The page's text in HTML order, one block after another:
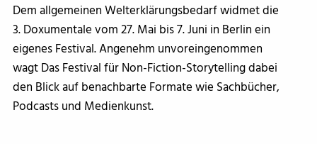
Dem allgemeinen Welterklärungsbedarf widmet die
3. Doxumentale vom 27. Mai bis 7. Juni in Berlin ein
eigenes Festival. Angenehm unvoreingenommen
wagt Das Festival für Non-Fiction-Storytelling dabei
den Blick auf benachbarte Formate wie Sachbücher,
Podcasts und Medienkunst.